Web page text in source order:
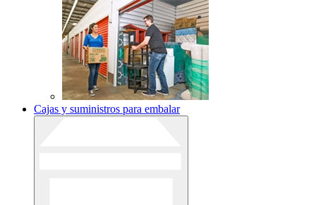
Cajas y suministros para embalar